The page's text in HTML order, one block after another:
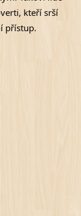
kteří srší
přístup.